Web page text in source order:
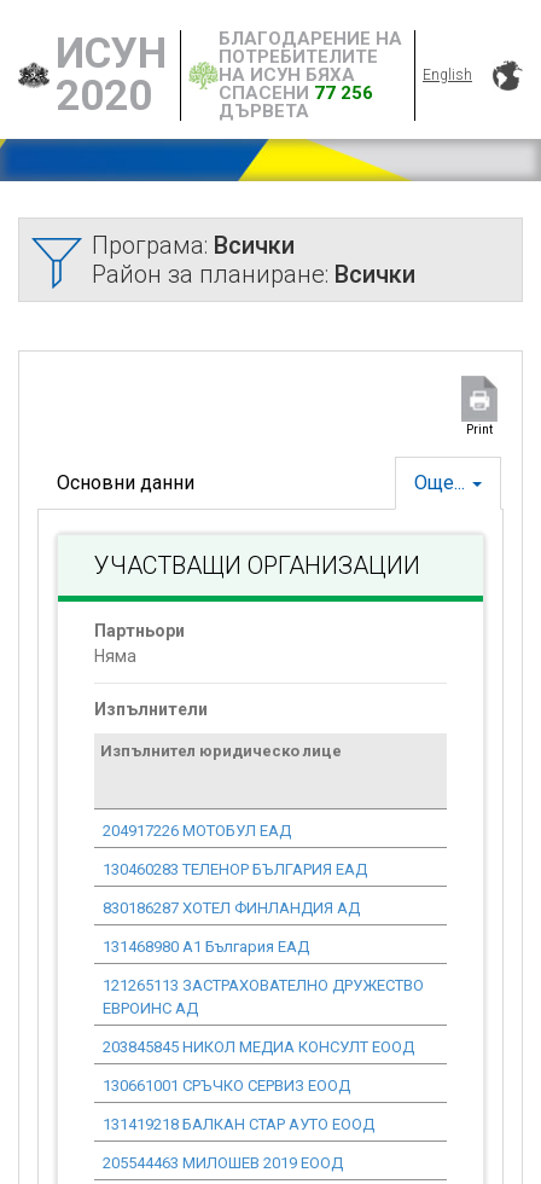
ИСУН
2020
БЛАГОДАРЕНИЕ НА
ПОТРЕБИТЕЛИТЕ
НА ИСУН БЯХА
СПАСЕНИ 77 256
ДЪРВЕТА
English
Програма: Всички
Район за планиране: Всички
Print
Още...
Основни данни
УЧАСТВАЩИ ОРГАНИЗАЦИИ
Партньори
Няма
Изпълнители
Изпълнител юридическо лице
204917226 МОТОБУЛ ЕАД
130460283 ТЕЛЕНОР БЪЛГАРИЯ ЕАД
830186287 ХОТЕЛ ФИНЛАНДИЯ АД
131468980 А1 България ЕАД
121265113 ЗАСТРАХОВАТЕЛНО ДРУЖЕСТВО
ЕВРОИНС АД
203845845 НИКОЛ МЕДИА КОНСУЛТ ЕООД
130661001 СРЪЧКО СЕРВИЗ ЕООД
131419218 БАЛКАН СТАР АУТО ЕООД
205544463 МИЛОШЕВ 2019 ЕООД